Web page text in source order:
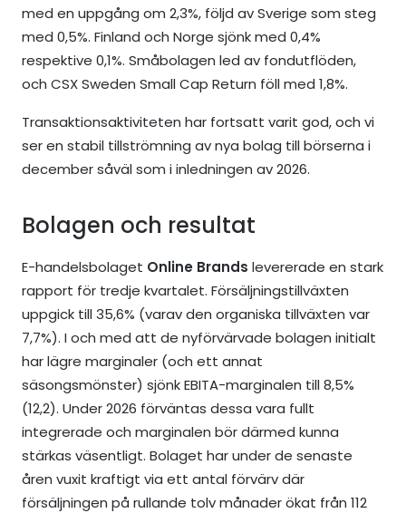
med en uppgång om 2,3%, följd av Sverige som steg
med 0,5%. Finland och Norge sjönk med 0,4%
respektive 0,1%. Småbolagen led av fondutflöden,
och CSX Sweden Small Cap Return föll med 1,8%.
Transaktionsaktiviteten har fortsatt varit god, och vi
ser en stabil tillströmning av nya bolag till börserna i
december såväl som i inledningen av 2026.
Bolagen och resultat
E-handelsbolaget Online Brands levererade en stark
rapport för tredje kvartalet. Försäljningstillväxten
uppgick till 35,6% (varav den organiska tillväxten var
7,7%). I och med att de nyförvärvade bolagen initialt
har lägre marginaler (och ett annat
säsongsmönster) sjönk EBITA-marginalen till 8,5%
(12,2). Under 2026 förväntas dessa vara fullt
integrerade och marginalen bör därmed kunna
stärkas väsentligt. Bolaget har under de senaste
åren vuxit kraftigt via ett antal förvärv där
försäljningen på rullande tolv månader ökat från 112